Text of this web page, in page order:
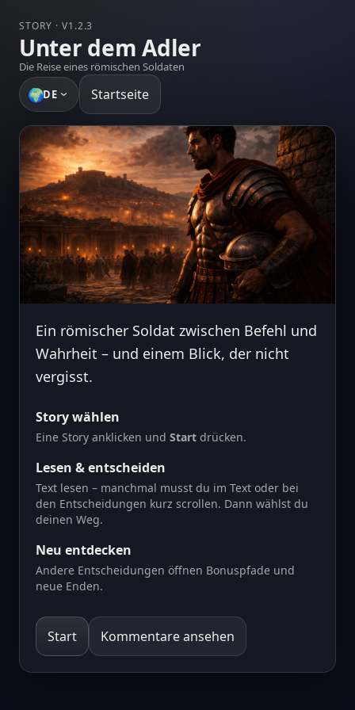
STORY · V1.2.3
Unter dem Adler
Die Reise eines römischen Soldaten
🌍DE Startseite
Ein römischer Soldat zwischen Befehl und
Wahrheit – und einem Blick, der nicht
vergisst.
Story wählen
Eine Story anklicken und Start drücken.
Lesen & entscheiden
Text lesen – manchmal musst du im Text oder bei
den Entscheidungen kurz scrollen. Dann wählst du
deinen Weg.
Neu entdecken
Andere Entscheidungen öffnen Bonuspfade und
neue Enden.
Start Kommentare ansehen